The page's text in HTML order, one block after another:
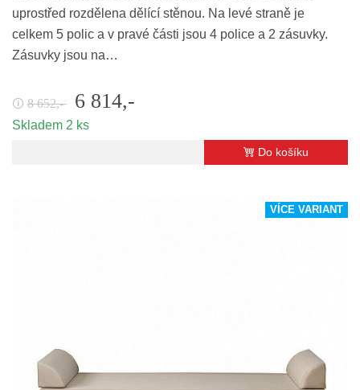
uprostřed rozdělena dělící stěnou. Na levé straně je
celkem 5 polic a v pravé části jsou 4 police a 2 zásuvky.
Zásuvky jsou na…
🛈 8 652,- 6 814,-
Skladem 2 ks
Do košíku
VÍCE VARIANT